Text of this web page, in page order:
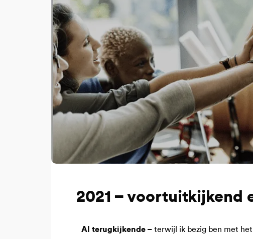
2021 – voortuitkijkend
Al terugkijkende – terwijl ik bezig ben met